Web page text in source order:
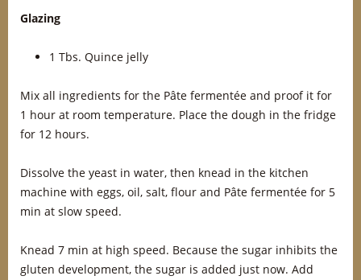
Glazing
1 Tbs. Quince jelly
Mix all ingredients for the Pâte fermentée and proof it for
1 hour at room temperature. Place the dough in the fridge
for 12 hours.
Dissolve the yeast in water, then knead in the kitchen
machine with eggs, oil, salt, flour and Pâte fermentée for 5
min at slow speed.
Knead 7 min at high speed. Because the sugar inhibits the
gluten development, the sugar is added just now. Add